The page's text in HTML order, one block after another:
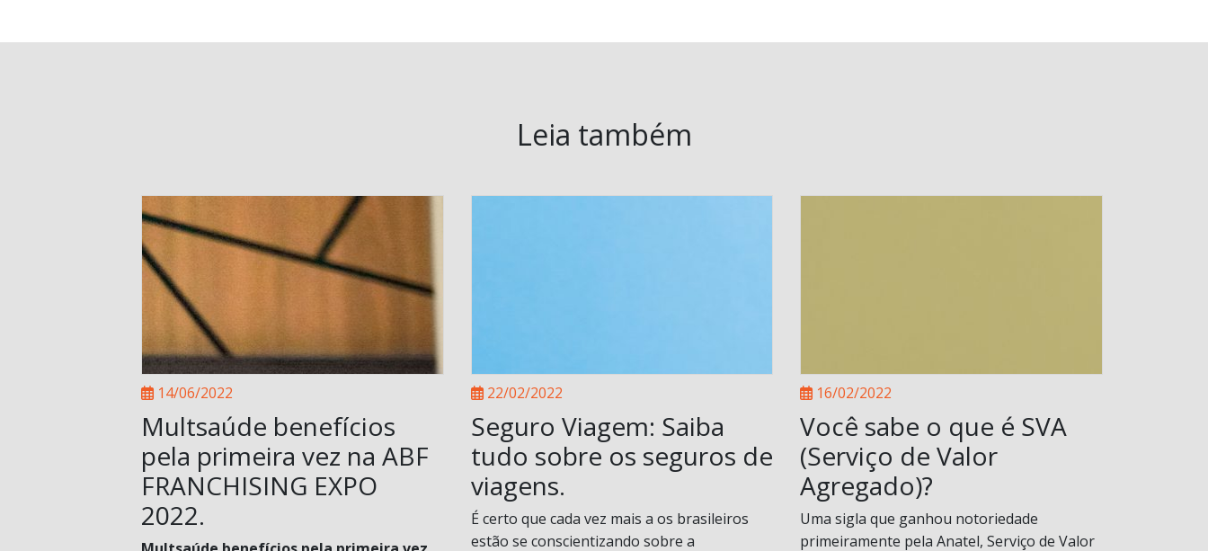
Leia também
14/06/2022
Multsaúde benefícios
pela primeira vez na ABF
FRANCHISING EXPO
2022.
22/02/2022
Seguro Viagem: Saiba
tudo sobre os seguros de
viagens.
É certo que cada vez mais a os brasileiros
estão se conscientizando sobre a
16/02/2022
Você sabe o que é SVA
(Serviço de Valor
Agregado)?
Uma sigla que ganhou notoriedade
primeiramente pela Anatel, Serviço de Valor